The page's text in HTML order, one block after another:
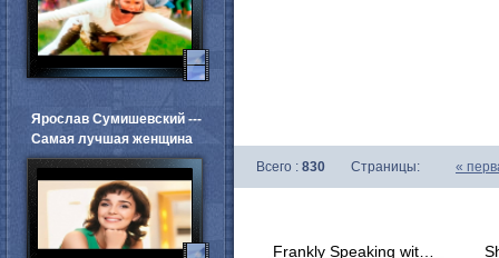
Всего : 830 Страницы: «
Ярослав Сумишевский ---
Самая лучшая женщина